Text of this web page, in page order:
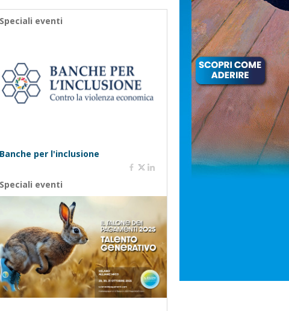
Speciali eventi
Banche per l'inclusione
Speciali eventi